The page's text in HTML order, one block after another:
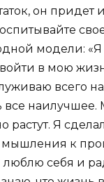
он придет
модели:
в мою
всего
все
растут. Я
мышления к
себя и